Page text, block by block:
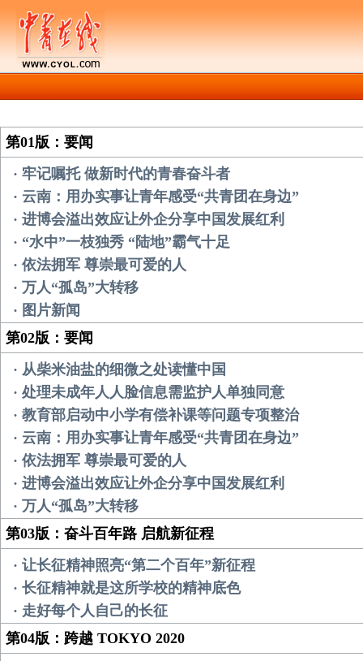
第01版：要闻
· 牢记嘱托 做新时代的青春奋斗者
· 云南：用办实事让青年感受“共青团在身边”
· 进博会溢出效应让外企分享中国发展红利
· “水中”一枝独秀 “陆地”霸气十足
· 依法拥军 尊崇最可爱的人
· 万人“孤岛”大转移
· 图片新闻
第02版：要闻
· 从柴米油盐的细微之处读懂中国
· 处理未成年人人脸信息需监护人单独同意
· 教育部启动中小学有偿补课等问题专项整治
· 云南：用办实事让青年感受“共青团在身边”
· 依法拥军 尊崇最可爱的人
· 进博会溢出效应让外企分享中国发展红利
· 万人“孤岛”大转移
第03版：奋斗百年路 启航新征程
· 让长征精神照亮“第二个百年”新征程
· 长征精神就是这所学校的精神底色
· 走好每个人自己的长征
第04版：跨越 TOKYO 2020